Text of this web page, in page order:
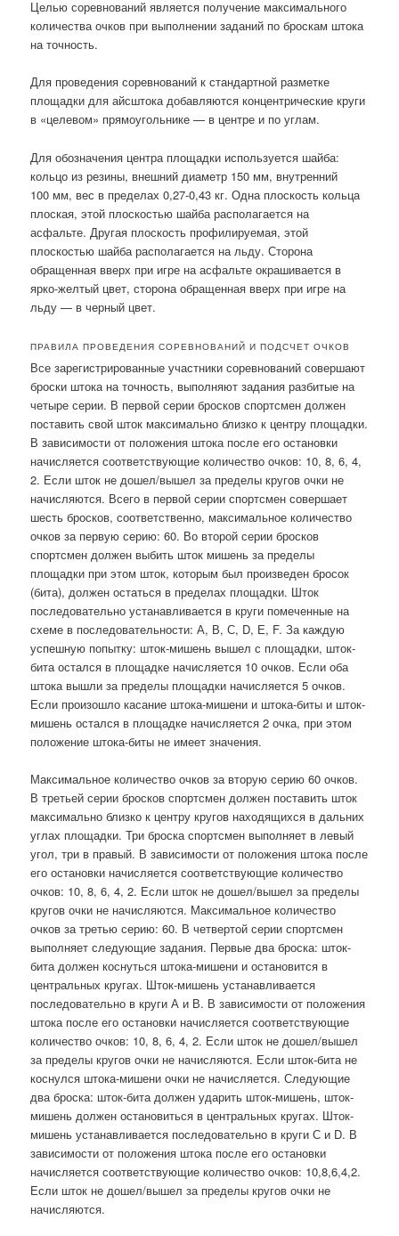
Целью соревнований является получение максимального
количества очков при выполнении заданий по броскам штока
на точность.
Для проведения соревнований к стандартной разметке
площадки для айсштока добавляются концентрические круги
в «целевом» прямоугольнике — в центре и по углам.
Для обозначения центра площадки используется шайба:
кольцо из резины, внешний диаметр 150 мм, внутренний
100 мм, вес в пределах 0,27-0,43 кг. Одна плоскость кольца
плоская, этой плоскостью шайба располагается на
асфальте. Другая плоскость профилируемая, этой
плоскостью шайба располагается на льду. Сторона
обращенная вверх при игре на асфальте окрашивается в
ярко-желтый цвет, сторона обращенная вверх при игре на
льду — в черный цвет.
ПРАВИЛА ПРОВЕДЕНИЯ СОРЕВНОВАНИЙ И ПОДСЧЕТ ОЧКОВ
Все зарегистрированные участники соревнований совершают
броски штока на точность, выполняют задания разбитые на
четыре серии. В первой серии бросков спортсмен должен
поставить свой шток максимально близко к центру площадки.
В зависимости от положения штока после его остановки
начисляется соответствующие количество очков: 10, 8, 6, 4,
2. Если шток не дошел/вышел за пределы кругов очки не
начисляются. Всего в первой серии спортсмен совершает
шесть бросков, соответственно, максимальное количество
очков за первую серию: 60. Во второй серии бросков
спортсмен должен выбить шток мишень за пределы
площадки при этом шток, которым был произведен бросок
(бита), должен остаться в пределах площадки. Шток
последовательно устанавливается в круги помеченные на
схеме в последовательности: А, В, С, D, Е, F. За каждую
успешную попытку: шток-мишень вышел с площадки, шток-
бита остался в площадке начисляется 10 очков. Если оба
штока вышли за пределы площадки начисляется 5 очков.
Если произошло касание штока-мишени и штока-биты и шток-
мишень остался в площадке начисляется 2 очка, при этом
положение штока-биты не имеет значения.
Максимальное количество очков за вторую серию 60 очков.
В третьей серии бросков спортсмен должен поставить шток
максимально близко к центру кругов находящихся в дальних
углах площадки. Три броска спортсмен выполняет в левый
угол, три в правый. В зависимости от положения штока после
его остановки начисляется соответствующие количество
очков: 10, 8, 6, 4, 2. Если шток не дошел/вышел за пределы
кругов очки не начисляются. Максимальное количество
очков за третью серию: 60. В четвертой серии спортсмен
выполняет следующие задания. Первые два броска: шток-
бита должен коснуться штока-мишени и остановится в
центральных кругах. Шток-мишень устанавливается
последовательно в круги А и В. В зависимости от положения
штока после его остановки начисляется соответствующие
количество очков: 10, 8, 6, 4, 2. Если шток не дошел/вышел
за пределы кругов очки не начисляются. Если шток-бита не
коснулся штока-мишени очки не начисляется. Следующие
два броска: шток-бита должен ударить шток-мишень, шток-
мишень должен остановиться в центральных кругах. Шток-
мишень устанавливается последовательно в круги С и D. В
зависимости от положения штока после его остановки
начисляется соответствующие количество oчков: 10,8,6,4,2.
Если шток не дошел/вышел за пределы кругов очки не
начисляются.